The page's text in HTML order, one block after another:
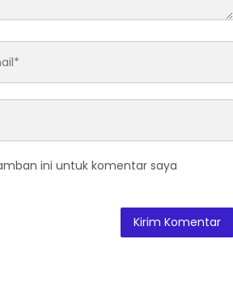
ini untuk komentar saya